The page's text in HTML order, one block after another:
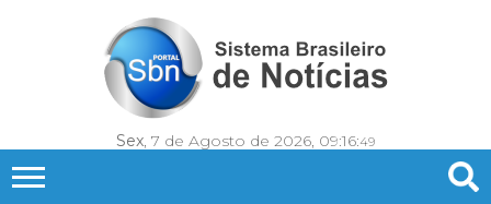
Sex, 7 de Agosto de 2026, 09:16:52